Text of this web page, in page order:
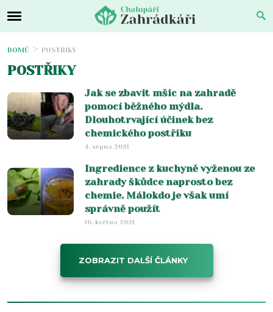
DOMŮ POSTŘIKY
POSTŘIKY
Jak se zbavit mšic na zahradě
pomocí běžného mýdla.
Dlouhotrvající účinek bez
chemického postřiku
4. srpna 2021
Ingredience z kuchyně vyženou ze
zahrady škůdce naprosto bez
chemie. Málokdo je však umí
správně použít
16. května 2021
ZOBRAZIT DALŠÍ ČLÁNKY